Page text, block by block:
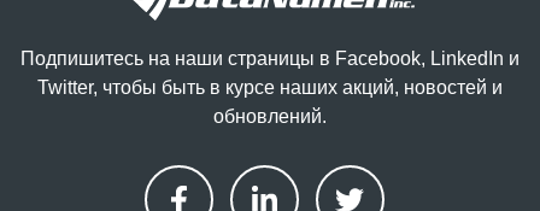
Подпишитесь на наши страницы в Facebook, LinkedIn и
Twitter, чтобы быть в курсе наших акций, новостей и
обновлений.